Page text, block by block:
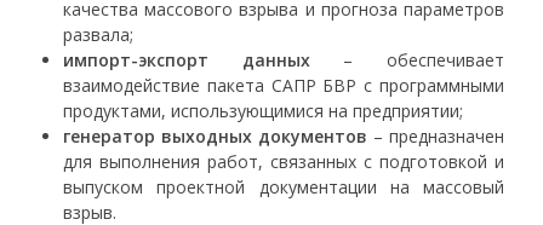
качества массового взрыва и прогноза параметров
развала;
импорт-экспорт данных– обеспечивает
взаимодействие пакета САПР БВР с программными
продуктами, использующимися на предприятии;
генератор выходных документов – предназначен
для выполнения работ, связанных с подготовкой и
выпуском проектной документации на массовый
взрыв.